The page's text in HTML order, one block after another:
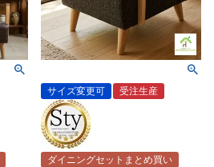
サイズ変更可 受注生産
ダイニングセットまとめ買い